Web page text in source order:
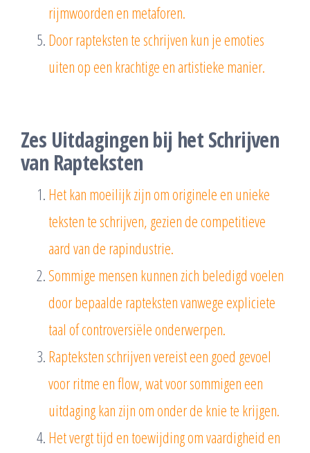
rijmwoorden en metaforen.
Door rapteksten te schrijven kun je emoties
uiten op een krachtige en artistieke manier.
Zes Uitdagingen bij het Schrijven
van Rapteksten
Het kan moeilijk zijn om originele en unieke
teksten te schrijven, gezien de competitieve
aard van de rapindustrie.
Sommige mensen kunnen zich beledigd voelen
door bepaalde rapteksten vanwege expliciete
taal of controversiële onderwerpen.
Rapteksten schrijven vereist een goed gevoel
voor ritme en flow, wat voor sommigen een
uitdaging kan zijn om onder de knie te krijgen.
Het vergt tijd en toewijding om vaardigheid en